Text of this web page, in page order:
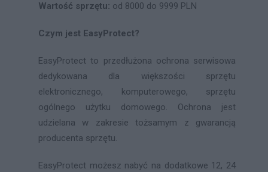
Wartość sprzętu: od 8000 do 9999 PLN
Czym jest EasyProtect?
EasyProtect to przedłużona ochrona serwisowa
dedykowana dla większości sprzętu
elektronicznego, komputerowego, sprzętu
ogólnego użytku domowego. Ochrona jest
udzielana w zakresie tożsamym z gwarancją
producenta sprzętu.
EasyProtect możesz nabyć na dodatkowe 12, 24